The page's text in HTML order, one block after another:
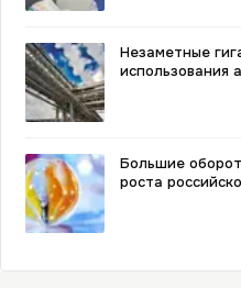
Незаметные
использования
Большие
роста